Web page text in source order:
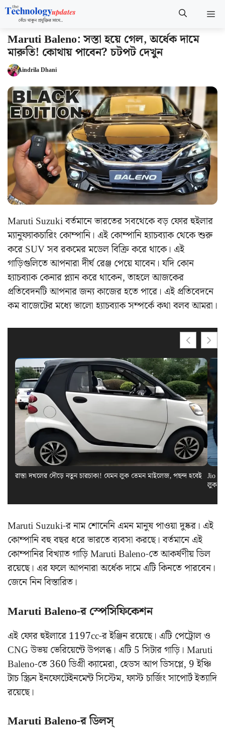
Skip
content
Maruti Baleno: সস্তা হয়ে গেল, অর্ধেক দামে
মারুতি! কোথায় পাবেন? চটপট দেখুন
Aindrila Dhani
Maruti Suzuki বর্তমানে ভারতের সবথেকে বড় ফোর হুইলার
ম্যানুফ্যাকচারিং কোম্পানি। এই কোম্পানি হ্যাচব্যাক থেকে শুরু
করে SUV সব রকমের মডেল বিক্রি করে থাকে। এই
গাড়িগুলিতে আপনারা দীর্ঘ রেঞ্জ পেয়ে যাবেন। যদি কোন
হ্যাচব্যাক কেনার প্ল্যান করে থাকেন, তাহলে আজকের
প্রতিবেদনটি আপনার জন্য কাজের হতে পারে। এই প্রতিবেদনে
কম বাজেটের মধ্যে ভালো হ্যাচব্যাক সম্পর্কে কথা বলব আমরা।
রাস্তা দখলের দৌড়ে নতুন চারচাকা! যেমন লুক তেমন মাইলেজ, পছন্দ হবেই Jio
লুক
Maruti Suzuki-র নাম শোনেনি এমন মানুষ পাওয়া দুষ্কর। এই
কোম্পানি বহু বছর ধরে ভারতে ব্যবসা করছে। বর্তমানে এই
কোম্পানির বিখ্যাত গাড়ি Maruti Baleno-তে আকর্ষণীয় ডিল
রয়েছে। এর ফলে আপনারা অর্ধেক দামে এটি কিনতে পারবেন।
জেনে নিন বিস্তারিত।
Maruti Baleno-র স্পেসিফিকেশন
এই ফোর হুইলারে 1197cc-র ইঞ্জিন রয়েছে। এটি পেট্রোল ও
CNG উভয় ভেরিয়েন্টে উপলব্ধ। এটি 5 সিটার গাড়ি। Maruti
Baleno-তে 360 ডিগ্রী ক্যামেরা, হেডস আপ ডিসপ্লে, 9 ইঞ্চি
টাচ স্ক্রিন ইনফোটেইনমেন্ট সিস্টেম, ফাস্ট চার্জিং সাপোর্ট ইত্যাদি
রয়েছে।
Maruti Baleno-র ডিলস্